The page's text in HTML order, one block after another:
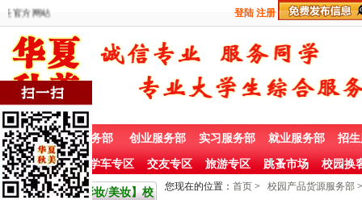
官方网站 登陆 注册
首 页 兼职服务部 创业服务部 实习服务部 就业服务部 招
社团赞助专栏 学车专区 交友专区 旅游专区 跳蚤市场 校园换
大学生【彩妆/美妆】校
您现在的位置： 首页 > 校园产品货源服务部